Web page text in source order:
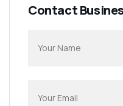
Contact